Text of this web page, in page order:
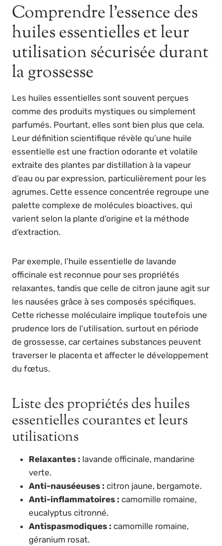
Comprendre l’essence des
huiles essentielles et leur
utilisation sécurisée durant
la grossesse
Les huiles essentielles sont souvent perçues
comme des produits mystiques ou simplement
parfumés. Pourtant, elles sont bien plus que cela.
Leur définition scientifique révèle qu’une huile
essentielle est une fraction odorante et volatile
extraite des plantes par distillation à la vapeur
d’eau ou par expression, particulièrement pour les
agrumes. Cette essence concentrée regroupe une
palette complexe de molécules bioactives, qui
varient selon la plante d’origine et la méthode
d’extraction.
Par exemple, l’huile essentielle de lavande
officinale est reconnue pour ses propriétés
relaxantes, tandis que celle de citron jaune agit sur
les nausées grâce à ses composés spécifiques.
Cette richesse moléculaire implique toutefois une
prudence lors de l’utilisation, surtout en période
de grossesse, car certaines substances peuvent
traverser le placenta et affecter le développement
du fœtus.
Liste des propriétés des huiles
essentielles courantes et leurs
utilisations
Relaxantes : lavande officinale, mandarine
verte.
Anti-nauséeuses : citron jaune, bergamote.
Anti-inflammatoires : camomille romaine,
eucalyptus citronné.
Antispasmodiques : camomille romaine,
géranium rosat.